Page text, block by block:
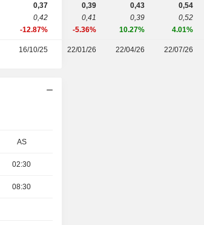
0,37
0,42
-12.87%
0,39
0,41
-5.36%
0,43
0,39
10.27%
0,54
0,52
4.01%
16/10/25 22/01/26 22/04/26 22/07/26
AS
02:30
08:30